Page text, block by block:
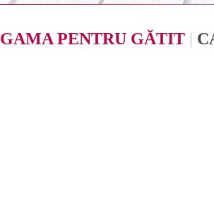
GAMA PENTRU GĂTIT |